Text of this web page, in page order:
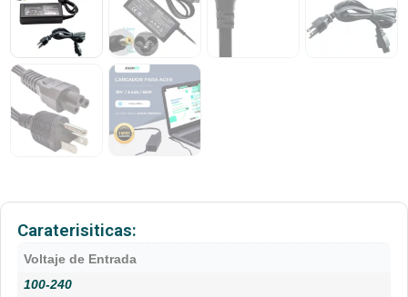
Caraterisiticas:
Voltaje de Entrada
100-240